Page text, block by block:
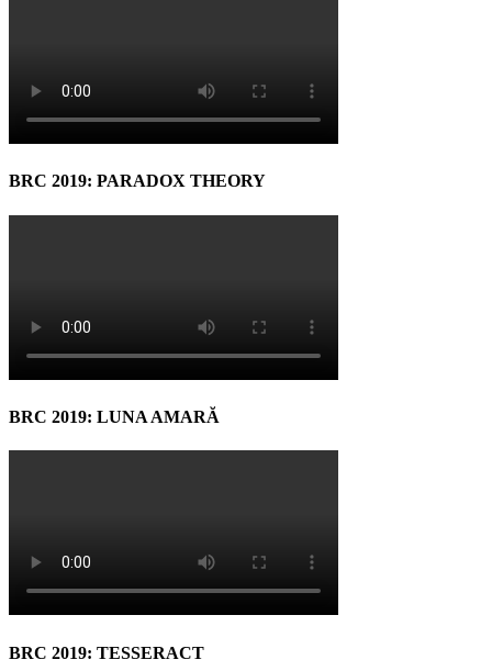
BRC 2019: PARADOX THEORY
BRC 2019: LUNA AMARĂ
BRC 2019: TESSERACT